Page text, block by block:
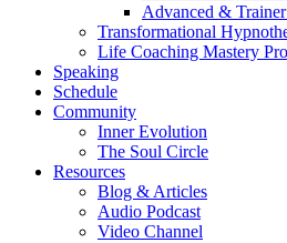
Advanced &
Transformational
Life Coaching Mastery
Speaking
Schedule
Community
Inner Evolution
The Soul Circle
Resources
Blog & Articles
Audio Podcast
Video Channel